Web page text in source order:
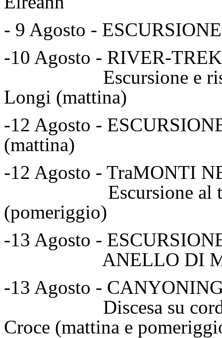
- 9 Agosto -
-10 Agosto - RIVER-
Escursione e
Longi (mattina)
-12 Agosto -
(mattina)
-12 Agosto - TraMONTI
Escursione al
(pomeriggio)
-13 Agosto -
ANELLO DI
-13 Agosto -
Discesa su corda
Croce (mattina e